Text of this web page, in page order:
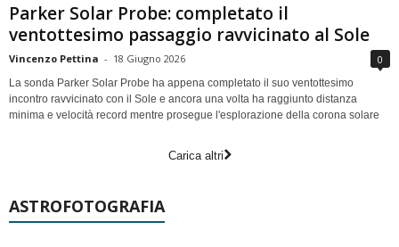
Parker Solar Probe: completato il
ventottesimo passaggio ravvicinato al Sole
Vincenzo Pettina - 18 Giugno 2026 0
La sonda Parker Solar Probe ha appena completato il suo ventottesimo
incontro ravvicinato con il Sole e ancora una volta ha raggiunto distanza
minima e velocità record mentre prosegue l'esplorazione della corona solare
Carica altri
ASTROFOTOGRAFIA